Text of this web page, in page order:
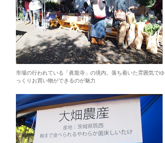
市場の行われている「眞龍寺」の境内。落ち着いた雰囲気でゆ
っくりお買い物ができるのが魅力